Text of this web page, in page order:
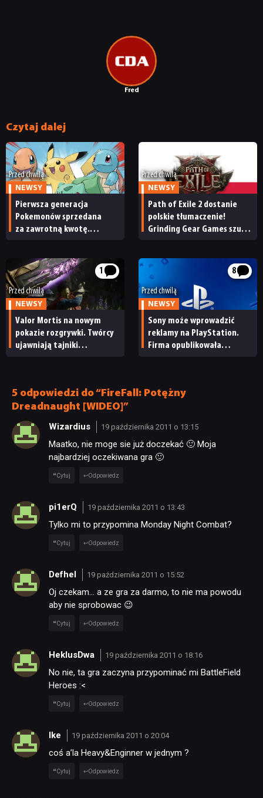
RECENZJE
PUBLICYSTYKA
RETRO
TECHNOLOGIE
DYSKUSJE
JUŻ GRALIŚMY
SKLEP
Fred
Czytaj dalej
Przed chwilą
NEWSY
Pierwsza generacja
Pokemonów sprzedana
za zawrotną kwotę.
kolekcjonerskim
Przed chwilą
NEWSY
Path of Exile 2 dostanie
polskie tłumaczenie!
Grinding Gear Games szuka
1
Przed chwilą
NEWSY
Valor Mortis na nowym
pokazie rozgrywki. Twórcy
ujawniają tajniki
8
Przed chwilą
NEWSY
Sony może wprowadzić
reklamy na PlayStation.
Firma opublikowała
5 odpowiedzi do “FireFall: Potężny
Dreadnaught [WIDEO]”
Wizardius 19 października 2011 o 13:15
Maatko, nie moge sie już doczekać 🙂 Moja
najbardziej oczekiwana gra 🙂
Cytuj Odpowiedz
pi1erQ 19 października 2011 o 13:43
Tylko mi to przypomina Monday Night Combat?
Cytuj Odpowiedz
Defhel 19 października 2011 o 15:52
Oj czekam… a ze gra za darmo, to nie ma powodu
aby nie sprobowac 😉
Cytuj Odpowiedz
HeklusDwa 19 października 2011 o 18:16
No nie, ta gra zaczyna przypominać mi BattleField
Heroes :<
Cytuj Odpowiedz
Ike 19 października 2011 o 20:04
coś a’la Heavy&Enginner w jednym ?
Cytuj Odpowiedz